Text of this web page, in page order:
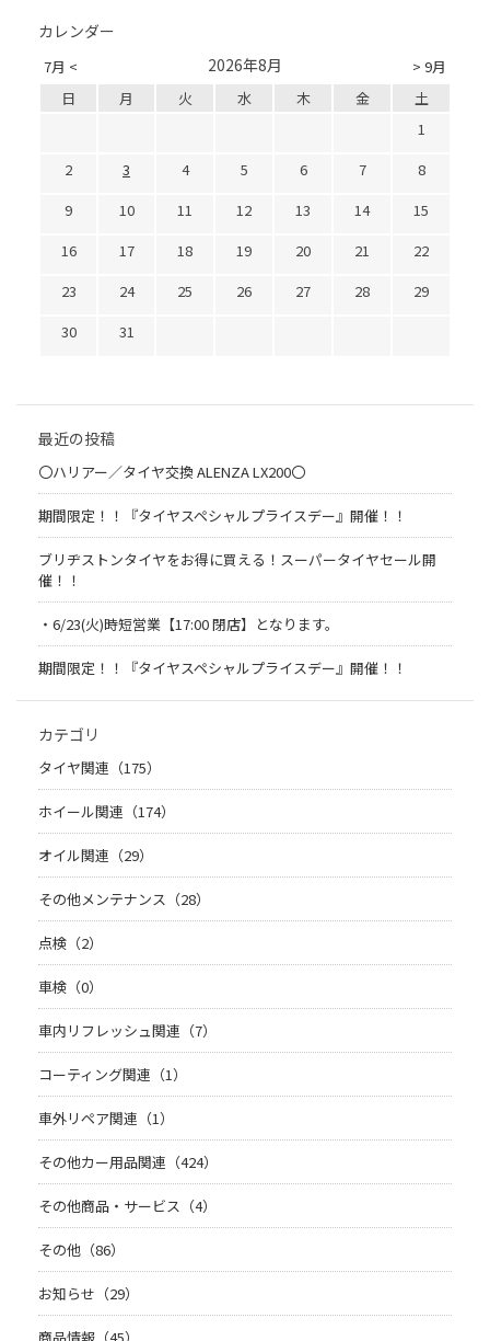
カレンダー
7月 < > 9月
2026年8月
日 月 火 水 木 金
土
1
2
3 4 5 6 7
8
9
10 11 12 13 14
15
16
17 18 19 20 21
22
23
24 25 26 27 28
29
30
31
最近の投稿
〇ハリアー／タイヤ交換 ALENZA LX200〇
期間限定！！『タイヤスペシャルプライスデー』開催！！
ブリヂストンタイヤをお得に買える！スーパータイヤセール開
催！！
・6/23(火)時短営業【17:00 閉店】となります。
期間限定！！『タイヤスペシャルプライスデー』開催！！
カテゴリ
タイヤ関連（175）
ホイール関連（174）
オイル関連（29）
その他メンテナンス（28）
点検（2）
車検（0）
車内リフレッシュ関連（7）
コーティング関連（1）
車外リペア関連（1）
その他カー用品関連（424）
その他商品・サービス（4）
その他（86）
お知らせ（29）